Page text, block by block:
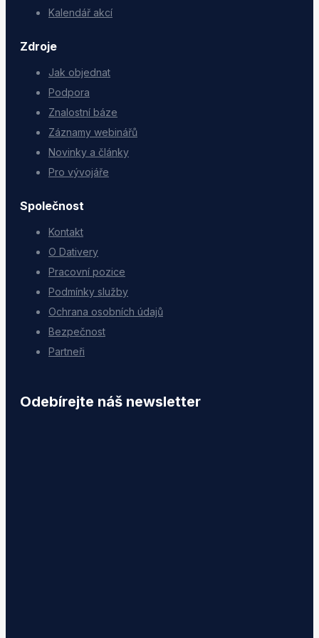
Kalendář akcí
Zdroje
Jak objednat
Podpora
Znalostní báze
Záznamy webinářů
Novinky a články
Pro vývojáře
Společnost
Kontakt
O Dativery
Pracovní pozice
Podmínky služby
Ochrana osobních údajů
Bezpečnost
Partneři
Odebírejte náš newsletter